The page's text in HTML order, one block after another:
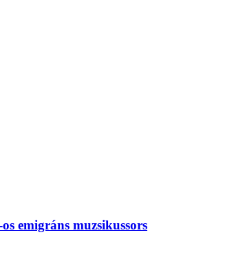
emigráns muzsikussors